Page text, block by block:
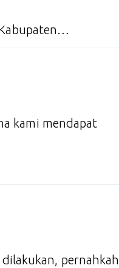
Kabupaten…
kami mendapat
pernahkah